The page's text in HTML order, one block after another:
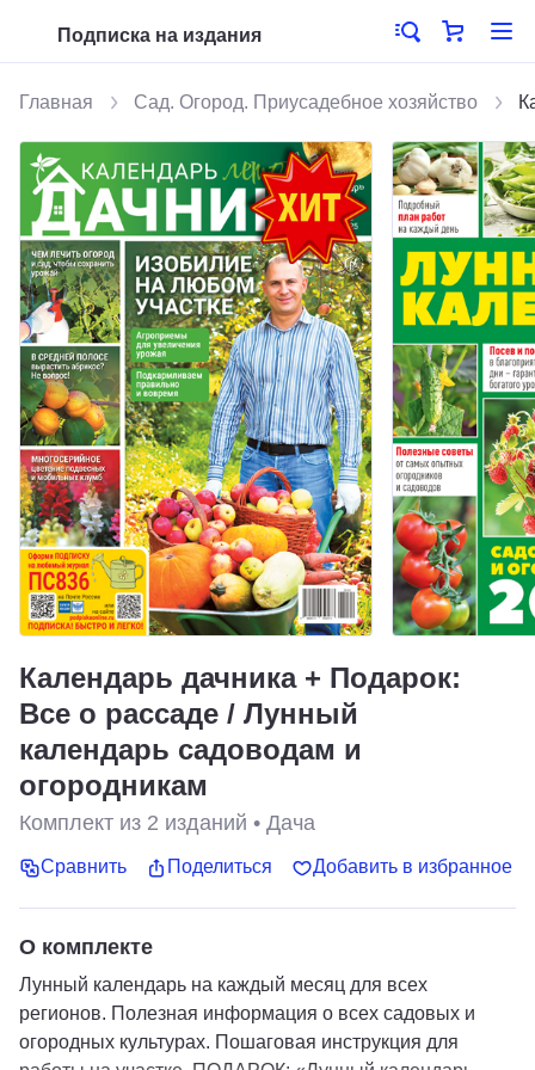
Подписка на издания
Главная Сад. Огород. Приусадебное хозяйство
Календарь дачника + Подарок:
Все о рассаде / Лунный
календарь садоводам и
огородникам
Комплект из 2 изданий • Дача
Сравнить Поделиться Добавить в избранное
О комплекте
Лунный календарь на каждый месяц для всех
регионов. Полезная информация о всех садовых и
огородных культурах. Пошаговая инструкция для